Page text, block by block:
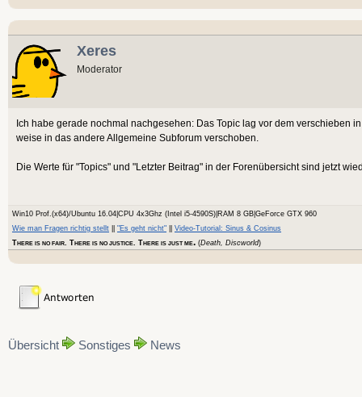
Xeres
Moderator
Ich habe gerade nochmal nachgesehen: Das Topic lag vor dem verschieben
weise in das andere Allgemeine Subforum verschoben.
Die Werte für "Topics" und "Letzter Beitrag" in der Forenübersicht sind jetzt
Win10 Prof.(x64)/Ubuntu 16.04|CPU 4x3Ghz (Intel i5-4590S)|RAM 8 GB|GeForce GTX 960
Wie man Fragen richtig stellt
"Es geht nicht"
Video-Tutorial: Sinus & Cosinus
THERE IS NO FAIR . THERE IS NO JUSTICE . THERE IS JUST ME. (Death, Discworld)
Übersicht Sonstiges News